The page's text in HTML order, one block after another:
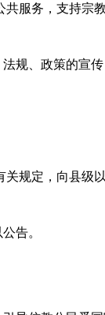
服务，支持宗
规、政策的宣传
规定，向县级
告。